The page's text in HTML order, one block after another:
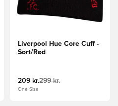
Liverpool Hue Core Cuff -
Sort/Rød
209 kr.299 kr.
One Size